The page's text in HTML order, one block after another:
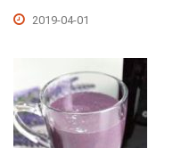
2019-04-01